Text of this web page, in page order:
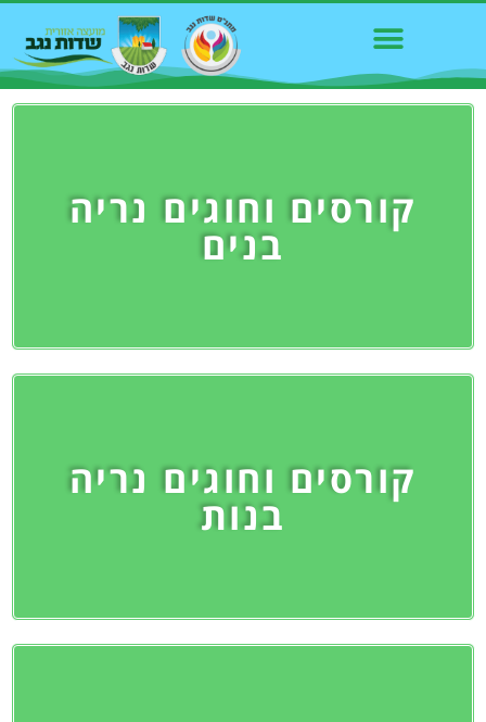
קורסים וחוגים נריה
בנים
קורסים וחוגים נריה
בנות